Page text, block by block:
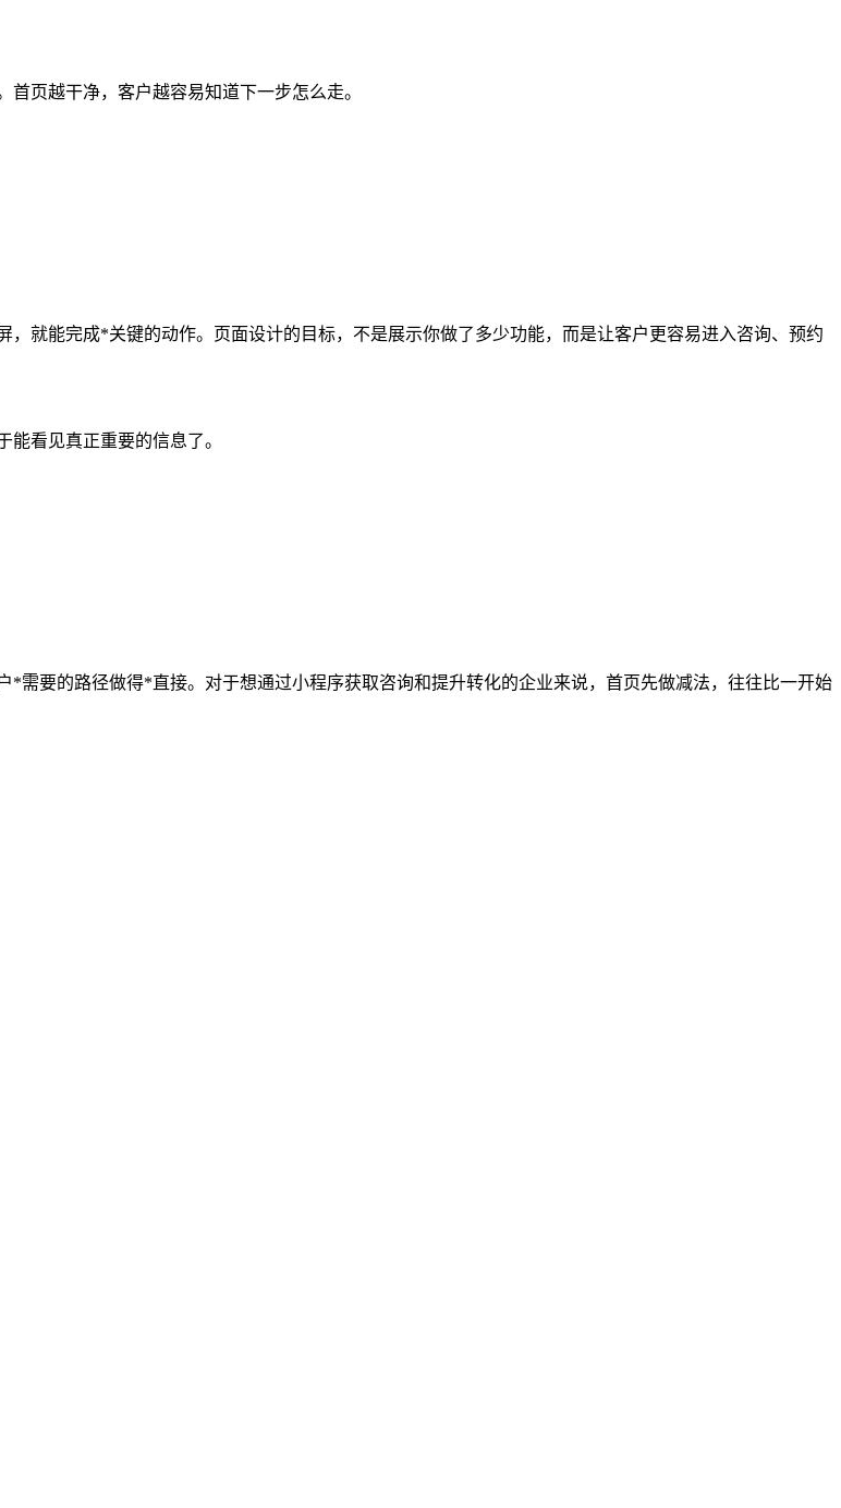
页越干净，客户越容易知道下一步怎么走。
就能完成*关键的动作。页面设计的目标，不是展示你做了多少功能，而是让客户更容易进入咨询、预约
看见真正重要的信息了。
需要的路径做得*直接。对于想通过小程序获取咨询和提升转化的企业来说，首页先做减法，往往比一开始